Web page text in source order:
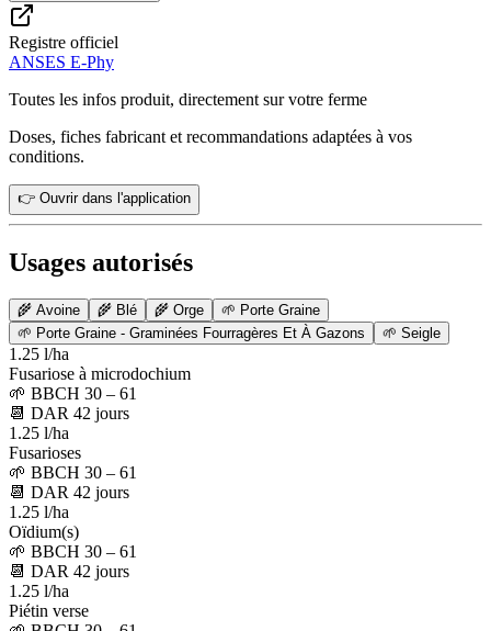
Registre officiel
ANSES E-Phy
Toutes les infos produit, directement sur votre ferme
Doses, fiches fabricant et recommandations adaptées à vos
conditions.
👉 Ouvrir dans l'application
Usages autorisés
🌾 Avoine 🌾 Blé 🌾 Orge 🌱 Porte Graine
🌱 Porte Graine - Graminées Fourragères Et À Gazons 🌱 Seigle
1.25 l/ha
Fusariose à microdochium
🌱 BBCH 30 – 61
📆 DAR 42 jours
1.25 l/ha
Fusarioses
🌱 BBCH 30 – 61
📆 DAR 42 jours
1.25 l/ha
Oïdium(s)
🌱 BBCH 30 – 61
📆 DAR 42 jours
1.25 l/ha
Piétin verse